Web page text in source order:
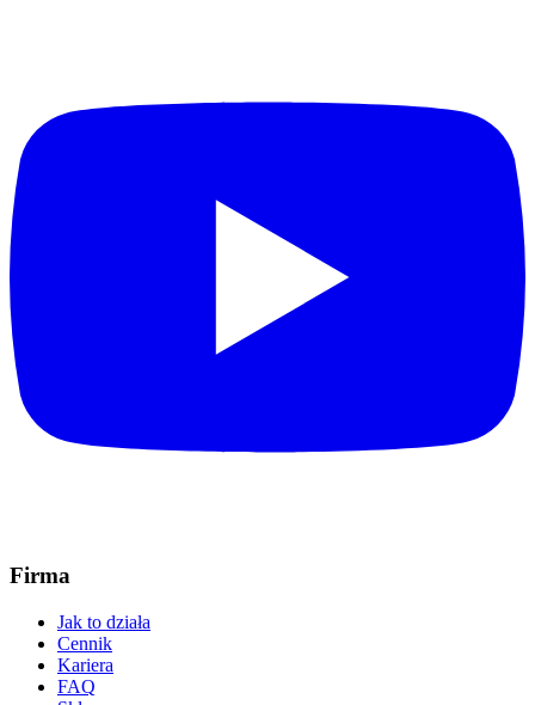
Firma
Jak to działa
Cennik
Kariera
FAQ